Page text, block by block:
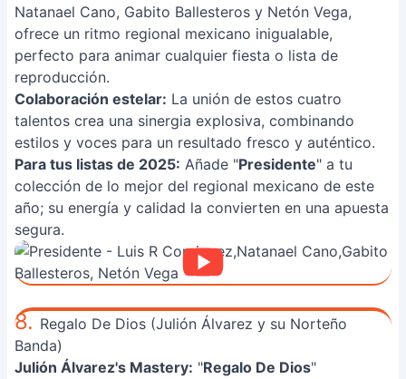
Natanael Cano, Gabito Ballesteros y Netón Vega,
ofrece un ritmo regional mexicano inigualable,
perfecto para animar cualquier fiesta o lista de
reproducción.
Colaboración estelar: La unión de estos cuatro
talentos crea una sinergia explosiva, combinando
estilos y voces para un resultado fresco y auténtico.
Para tus listas de 2025: Añade "Presidente" a tu
colección de lo mejor del regional mexicano de este
año; su energía y calidad la convierten en una apuesta
segura.
8. Regalo De Dios (Julión Álvarez y su Norteño
Banda)
Julión Álvarez's Mastery: "Regalo De Dios"